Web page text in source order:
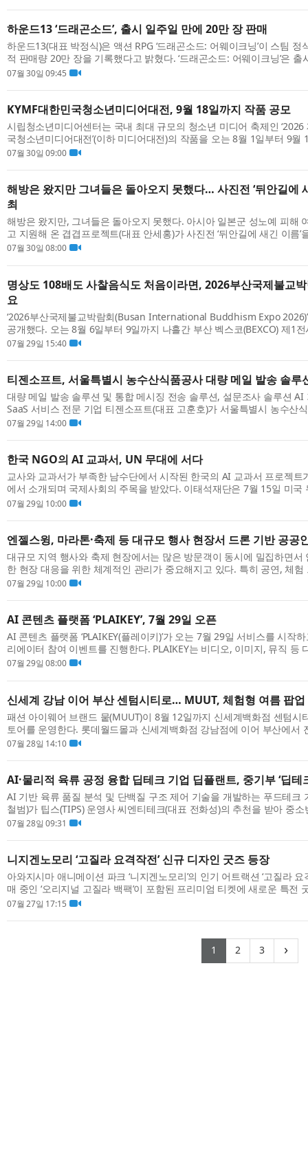
하운드13 ‘드래곤소드’, 출시 일주일 만에 20만 장 판매
하운드13(대표 박정식)은 액션 RPG ‘드래곤소드: 어웨이크닝’이 스팀
적 판매량 20만 장을 기록했다고 밝혔다. ‘드래곤소드: 어웨이크닝’은
90%의 ‘매우 긍정적(Very Positive)’ 평가를 유지하고 있으며, 최대 동시
07월 30일 09:45
KYMF대한민국청소년미디어대전, 9월 18일까지 작품 공모
시립청소년미디어센터는 국내 최대 규모의 청소년 미디어 축제인 ‘2026
국청소년미디어대전’(이하 미디어대전)의 작품을 오는 8월 1일부터 9월
식 누리집을 통해 공모한다. 서울특별시가 주최하고 시립청소년미디어
07월 30일 09:00
해방은 왔지만 그녀들은 돌아오지 못했다… 사진전 ‘뒤안길에
최
해방은 왔지만, 그녀들은 돌아오지 못했다. 아시아 일본군 성노예 피해
고 지원해 온 겹겹프로젝트(대표 안세홍)가 사진전 ‘뒤안길에 새긴 이름’
트센터 2관에서 개최한다. 8월 6일부터 17일까지 열리는 이번 전시는
07월 30일 08:00
명상도 108배도 사찰음식도 처음이라면, 2026부산국제불교
요
‘2026부산국제불교박람회(Busan International Buddhism Expo
공개했다. 오는 8월 6일부터 9일까지 나흘간 부산 벡스코(BEXCO) 제1
이번 박람회는 관람객이 직접 몸으로 참여하며 불교문화를 경험하는 체
07월 29일 15:40
티젠소프트, 서울특별시 농수산식품공사 대량 메일 발송 솔루
대량 메일 발송 솔루션 및 통합 메시징 전송 솔루션, 설문조사 솔루션 AI
SaaS 서비스 전문 기업 티젠소프트(대표 고훈호)가 서울특별시 농수산
발송 솔루션(TG 1st EMS)을 성공적으로 구축했다고 밝혔다. 서울특별
07월 29일 14:00
한국 NGO의 AI 교과서, UN 무대에 서다
교사와 교과서가 부족한 남수단에서 시작된 한국의 AI 교과서 프로젝트
에서 소개되며 국제사회의 주목을 받았다. 이태석재단은 7월 15일 미국
린 유엔 경제사회이사회(ECOSOC) 고위급 정치포럼(HLPF)에서 남수단
07월 29일 10:00
엔젤스윙, 마라톤·축제 등 대규모 행사 현장서 드론 기반 공공
대규모 지역 행사와 축제 현장에서는 많은 방문객이 동시에 밀집하면서
한 현장 대응을 위한 체계적인 관리가 중요해지고 있다. 특히 공연, 체
행사가 운영되는 환경에서는 실시간 현장 상황 파악과 위험 요소에 대
07월 29일 10:00
AI 콘텐츠 플랫폼 ‘PLAIKEY’, 7월 29일 오픈
AI 콘텐츠 플랫폼 ‘PLAIKEY(플레이키)’가 오는 7월 29일 서비스를 시작
리에이터 참여 이벤트를 진행한다. PLAIKEY는 비디오, 이미지, 뮤직 등
츠를 자유롭게 업로드하고 공유할 수 있는 플랫폼이다. 생성형 AI를 활
07월 29일 08:00
신세계 강남 이어 부산 센텀시티로… MUUT, 체험형 여름 팝업
패션 아이웨어 브랜드 뭍(MUUT)이 8월 12일까지 신세계백화점 센텀시
토어를 운영한다. 롯데월드몰과 신세계백화점 강남점에 이어 부산에서
MUUT의 아이웨어와 다양한 체험형 콘텐츠를 한자리에서 만나볼 수 있
07월 28일 14:10
AI·물리적 육류 공정 융합 딥테크 기업 딥플랜트, 중기부 ‘딥테
AI 기반 육류 품질 분석 및 단백질 구조 제어 기술을 개발하는 푸드테크
철범)가 팁스(TIPS) 운영사 씨엔티테크(대표 전화성)의 추천을 받아 중소
팁스(Deep-Tech TIPS)’에 최종 선정됐다고 28일 밝혔다. 딥테크 팁스는
07월 28일 09:31
니지겐노모리 ‘고질라 요격작전’ 신규 디자인 굿즈 등장
아와지시마 애니메이션 파크 ‘니지겐노모리’의 인기 어트랙션 ‘고질라
매 중인 ‘오리지널 고질라 백팩’이 포함된 프리미엄 티켓에 새로운 특전
“GODZILLA” 피규어’가 2026년 8월 8일(토)부터 새롭게 등장한다. 본 피
07월 27일 17:15
1 (current)
2(current)
3 ›